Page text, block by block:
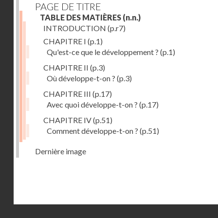
PAGE DE TITRE
TABLE DES MATIÈRES (n.n.)
INTRODUCTION (p.r7)
CHAPITRE I (p.1)
Qu'est-ce que le développement ? (p.1)
CHAPITRE II (p.3)
Où développe-t-on ? (p.3)
CHAPITRE III (p.17)
Avec quoi développe-t-on ? (p.17)
CHAPITRE IV(p.51)
Comment développe-t-on ? (p.51)
Dernière image